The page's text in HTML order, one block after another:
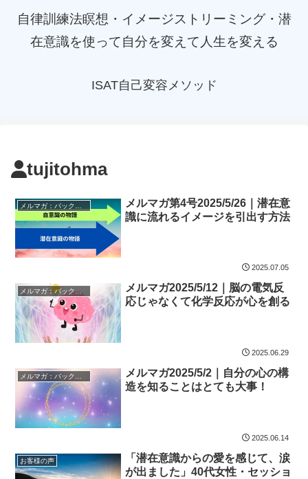
自律訓練法瞑想・イメージストリーミング・潜
在意識を使って自分を変えて人生を変える
ISAT自己変容メソッド
tujitohma
メルマガ第4号2025/5/26｜潜在意
識に流れるイメージを引出す方法
2025.07.05
メルマガ：バックナンバー
メルマガ2025/5/12｜脳の電気反
応じゃなくて化学反応が心を創る
2025.06.29
メルマガ2025/5/2｜自分の心の構
造を知ることはとても大事！
2025.06.14
お客様の声
「潜在意識からの愛を感じて、涙
が出ました」40代女性・セッショ